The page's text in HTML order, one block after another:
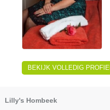
BEKIJK VOLLEDIG PROFIEL
Lilly's Hombeek